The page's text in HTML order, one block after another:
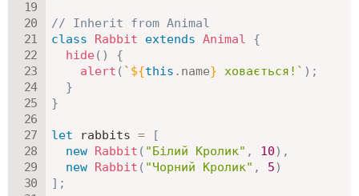
// Inherit from Animal
class
Rabbit extends Animal
{
hide ( )
{
alert ( ` ${this . name} ховається! ` ) ;
}
}
let rabbits =
[
new
Rabbit ( "Білий Кролик" , 10) ,
new
Rabbit ( "Чорний Кролик" , 5)
] ;